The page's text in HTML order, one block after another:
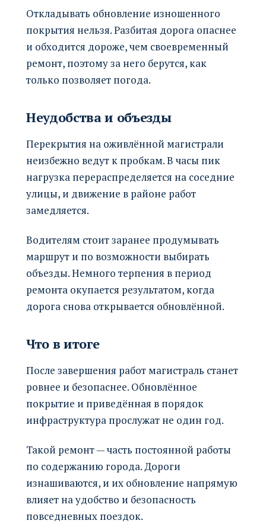
Откладывать обновление изношенного
покрытия нельзя. Разбитая дорога опаснее
и обходится дороже, чем своевременный
ремонт, поэтому за него берутся, как
только позволяет погода.
Неудобства и объезды
Перекрытия на оживлённой магистрали
неизбежно ведут к пробкам. В часы пик
нагрузка перераспределяется на соседние
улицы, и движение в районе работ
замедляется.
Водителям стоит заранее продумывать
маршрут и по возможности выбирать
объезды. Немного терпения в период
ремонта окупается результатом, когда
дорога снова открывается обновлённой.
Что в итоге
После завершения работ магистраль станет
ровнее и безопаснее. Обновлённое
покрытие и приведённая в порядок
инфраструктура прослужат не один год.
Такой ремонт — часть постоянной работы
по содержанию города. Дороги
изнашиваются, и их обновление напрямую
влияет на удобство и безопасность
повседневных поездок.